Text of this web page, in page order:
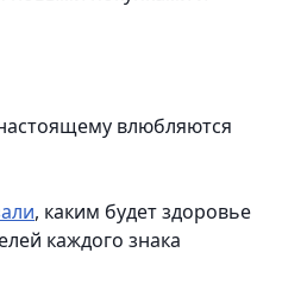
влюбляются
, каким будет здоровье
каждого знака